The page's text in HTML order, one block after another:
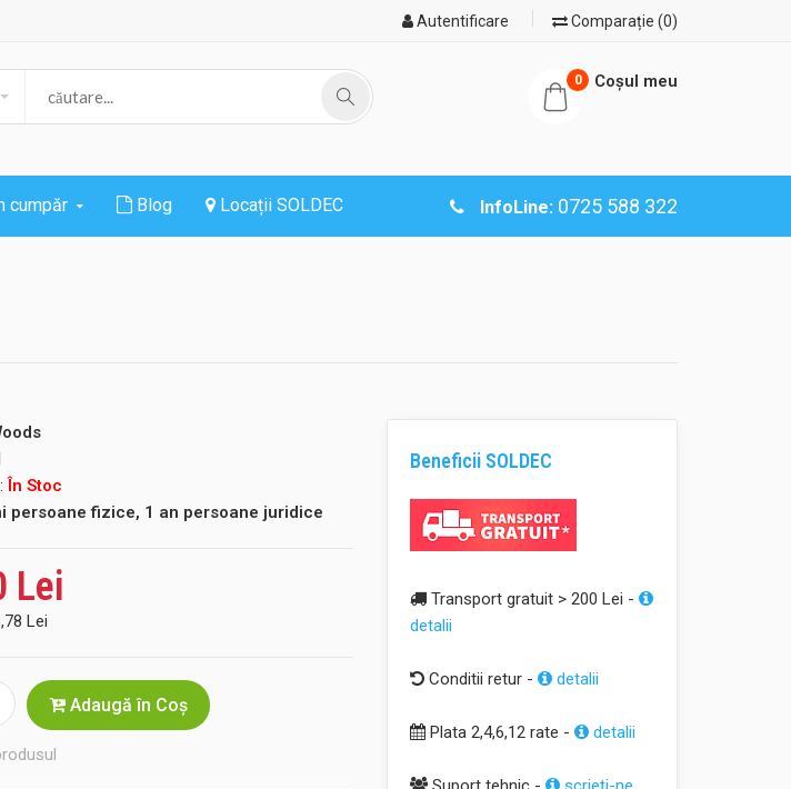
Autentificare Comparație (0)
0 Coşul meu
cumpăr Blog InfoLine: 0725 588 322
Locații SOLDEC
În Stoc
persoane fizice, 1 an persoane juridice
Lei
Lei
Adaugă în Coş
Beneficii SOLDEC
Transport gratuit > 200 Lei -
detalii
Conditii retur - detalii
Plata 2,4,6,12 rate - detalii